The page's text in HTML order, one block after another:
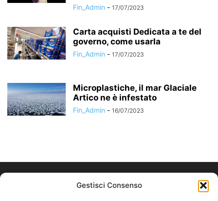
Gestisci Consenso
Fin_Admin - 17/07/2023
Carta acquisti Dedicata a te del
governo, come usarla
Fin_Admin - 17/07/2023
Microplastiche, il mar Glaciale
Artico ne è infestato
Fin_Admin - 16/07/2023